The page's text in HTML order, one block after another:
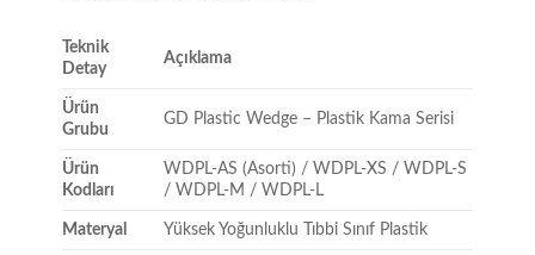
Teknik
Detay
Açıklama
Ürün
Grubu
GD Plastic Wedge – Plastik Kama Serisi
Ürün
Kodları
WDPL-AS (Asorti) / WDPL-XS / WDPL-S
/ WDPL-M / WDPL-L
Materyal Yüksek Yoğunluklu Tıbbi Sınıf Plastik